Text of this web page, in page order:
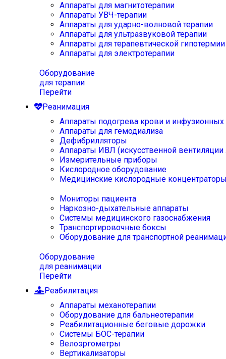
Аппараты для магнитотерапии
Аппараты УВЧ-терапии
Аппараты для ударно-волновой терапии
Аппараты для ультразвуковой терапии
Аппараты для терапевтической
Аппараты для электротерапии
Оборудование
для терапии
Перейти
Реанимация
Аппараты подогрева крови и инфузионных
Аппараты для гемодиализа
Дефибрилляторы
Аппараты ИВЛ (искусственной вентиляции
Измерительные приборы
Кислородное оборудование
Медицинские кислородные
Мониторы пациента
Наркозно-дыхательные аппараты
Системы медицинского газоснабжения
Транспортировочные боксы
Оборудование для транспортной
Оборудование
для реанимации
Перейти
Реабилитация
Аппараты механотерапии
Оборудование для бальнеотерапии
Реабилитационные беговые дорожки
Системы БОС-терапии
Велоэргометры
Вертикализаторы